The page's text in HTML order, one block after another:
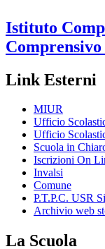
Istituto
Comprensivo
Link Esterni
MIUR
Ufficio
Ufficio
Scuola in
Iscrizioni On
Invalsi
Comune
P.T.P.C. USR
Archivio web
La Scuola